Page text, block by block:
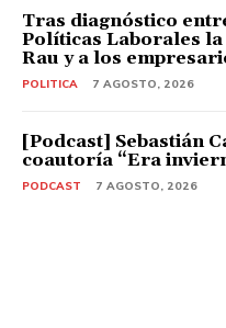
Tras diagnóstico
Políticas Laborales
Rau y a los
POLITICA 7 AGOSTO, 2026
[Podcast] Sebastián
coautoría “Era
PODCAST 7 AGOSTO, 2026